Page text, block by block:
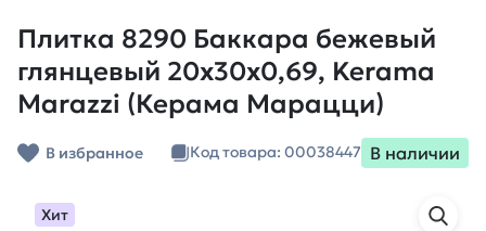
Плитка 8290 Баккара бежевый
глянцевый 20x30x0,69, Kerama
Marazzi (Керама Марацци)
В избранное Код товара: 00038447 В наличии
Хит